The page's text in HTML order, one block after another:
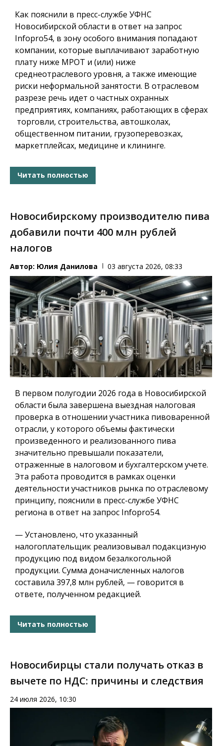
Как пояснили в пресс-службе УФНС
Новосибирской области в ответ на запрос
Infopro54, в зону особого внимания попадают
компании, которые выплачивают заработную
плату ниже МРОТ и (или) ниже
среднеотраслевого уровня, а также имеющие
риски неформальной занятости. В отраслевом
разрезе речь идет о частных охранных
предприятиях, компаниях, работающих в сферах
торговли, строительства, автошколах,
общественном питании, грузоперевозках,
маркетплейсах, медицине и клининге.
Читать полностью
Новосибирскому производителю пива
добавили почти 400 млн рублей
налогов
Автор: Юлия Данилова 03 августа 2026, 08:33
В первом полугодии 2026 года в Новосибирской
области была завершена выездная налоговая
проверка в отношении участника пивоваренной
отрасли, у которого объемы фактически
произведенного и реализованного пива
значительно превышали показатели,
отраженные в налоговом и бухгалтерском учете.
Эта работа проводится в рамках оценки
деятельности участников рынка по отраслевому
принципу, пояснили в пресс-службе УФНС
региона в ответ на запрос Infopro54.
— Установлено, что указанный
налогоплательщик реализовывал подакцизную
продукцию под видом безалкогольной
продукции. Сумма доначисленных налогов
составила 397,8 млн рублей, — говорится в
ответе, полученном редакцией.
Читать полностью
Новосибирцы стали получать отказ в
вычете по НДС: причины и следствия
24 июля 2026, 10:30